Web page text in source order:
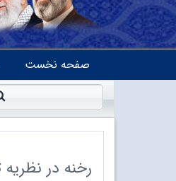
صفحه نخست
رخنه در نظریه